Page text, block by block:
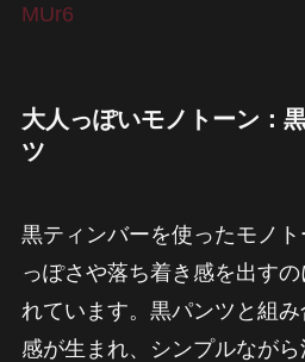
MUr6
大人っぽいモノトーン：
ツ
黒ティンバーを使ったモノ
っぽさや落ち着き感を出す
れています。黒パンツと組
感が生まれ、シンプルなが